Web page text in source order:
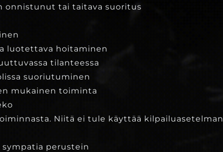
onnistunut tai taitava suoritus
luotettava hoitaminen
tilanteessa
suoriutuminen
mukainen toiminta
Niitä ei tule käyttää kilpailuasetelman
sympatia perustein